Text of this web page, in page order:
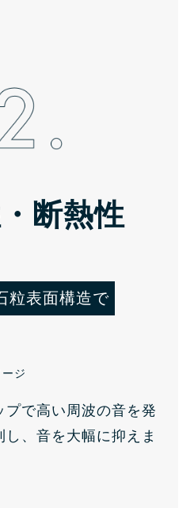
断熱性
粒表面構造で
で高い周波の音を発
、音を大幅に抑えま